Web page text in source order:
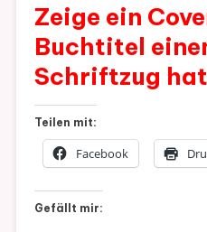
Zeige ein
Buchtitel
Schriftzug
Teilen mit:
Facebook
Gefällt mir: